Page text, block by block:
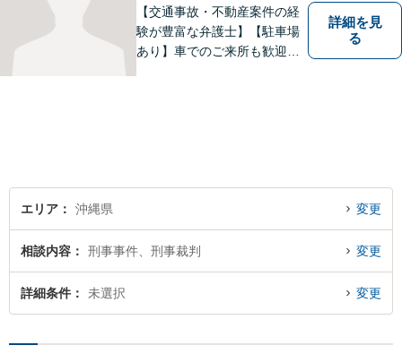
【交通事故・不動産案件の経
験が豊富な弁護士】【駐車場
あり】車でのご来所も歓迎し
詳細を見
る
エリア 沖縄県 変更
相談内容 刑事事件、刑事裁判 変更
詳細条件 未選択 変更